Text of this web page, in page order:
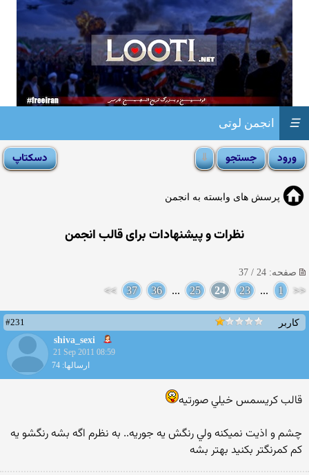
انجمن لوتی ☰
پرسش های وابسته به انجمن
نظرات و پیشنهادات برای قالب انجمن
صفحه: 24 / 37
<<
1
...
23
24
25
...
36
37
>>
کاربر
#231
shiva_sexi
21 Sep 2011 08:59
ارسالها: 74
قالب كريسمس خيلي صورتيه
چشم و اذيت نميكنه ولي رنگش يه جوريه.. به نظرم اگه بشه رنگشو يه
كم كمرنگتر بكنيد بهتر بشه